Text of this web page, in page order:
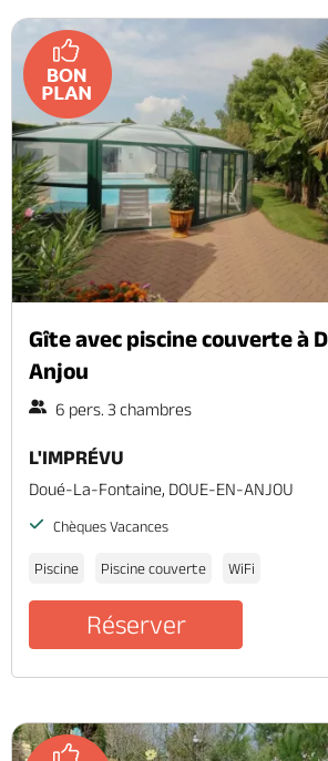
Gîte avec piscine couverte à
Anjou
6 pers. 3 chambres
L'IMPRÉVU
Doué-La-Fontaine, DOUE-EN-ANJOU
Chèques Vacances
Piscine Piscine couverte WiFi
Réserver